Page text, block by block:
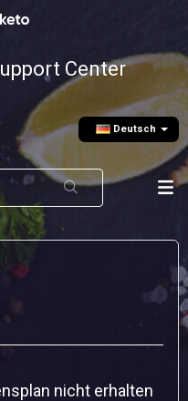
Center
Deutsch
nicht erhalten